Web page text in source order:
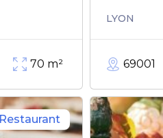
70 m²
LYON
69001
Restaurant